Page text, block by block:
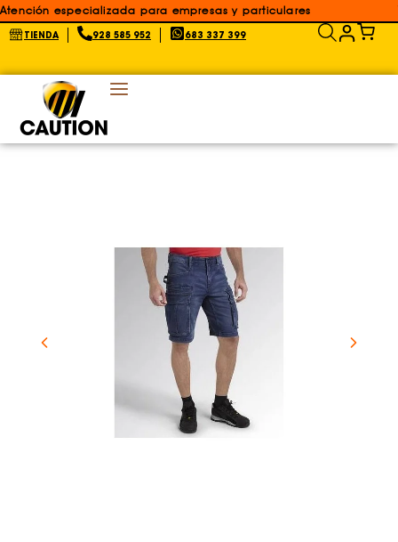
Atención especializada para empresas y particulares
TIENDA 928 585 952 683 337 399